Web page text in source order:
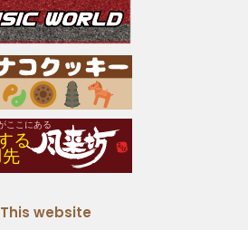
This website